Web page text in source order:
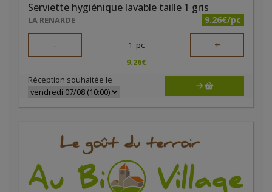
Serviette hygiénique lavable taille 1 gris
LA RENARDE 9.26€/pc
- 1 pc +
9.26€
Réception souhaitée le